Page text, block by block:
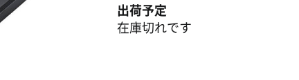
出荷予定
在庫切れです